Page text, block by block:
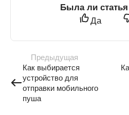
Была ли
Да
Предыдущая
Как выбирается
устройство для
отправки мобильного
пуша